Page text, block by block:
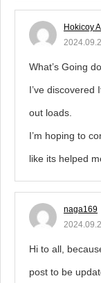
Hokicoy
What’s Going
I’ve discovered
out loads.
I’m hoping to
like its helped
naga169
Hi to all,
post to be